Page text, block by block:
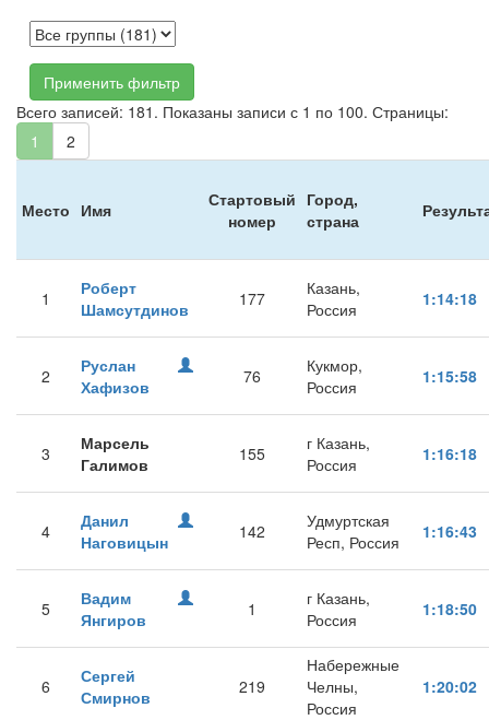
Применить фильтр
Всего записей: 181. Показаны записи с 1 по 100. Страницы:
1
2
Место Имя
Стартовый
номер
Город,
страна
1
Роберт
Шамсутдинов
177
Казань,
Россия
1:14:18
2
Руслан
Хафизов
76
Кукмор,
Россия
1:15:58
3
Марсель
Галимов
155
г Казань,
Россия
1:16:18
4
Данил
Наговицын
142
Удмуртская
Респ, Россия
1:16:43
5
Вадим
Янгиров
1
г Казань,
Россия
1:18:50
6
Сергей
Смирнов
219
Набережные
Челны,
Россия
1:20:02